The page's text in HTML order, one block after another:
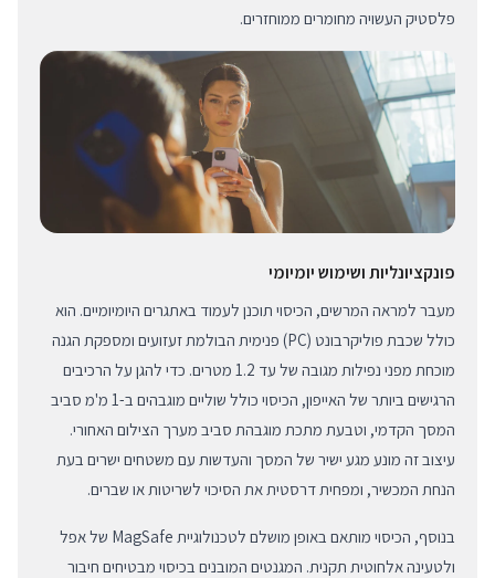
פלסטיק העשויה מחומרים ממוחזרים.
פונקציונליות ושימוש יומיומי
מעבר למראה המרשים, הכיסוי תוכנן לעמוד באתגרים היומיומיים. הוא
כולל שכבת פוליקרבונט (PC) פנימית הבולמת זעזועים ומספקת הגנה
מוכחת מפני נפילות מגובה של עד 1.2 מטרים. כדי להגן על הרכיבים
הרגישים ביותר של האייפון, הכיסוי כולל שוליים מוגבהים ב-1 מ'מ סביב
המסך הקדמי, וטבעת מתכת מוגבהת סביב מערך הצילום האחורי.
עיצוב זה מונע מגע ישיר של המסך והעדשות עם משטחים ישרים בעת
הנחת המכשיר, ומפחית דרסטית את הסיכוי לשריטות או שברים.
בנוסף, הכיסוי מותאם באופן מושלם לטכנולוגיית MagSafe של אפל
ולטעינה אלחוטית תקנית. המגנטים המובנים בכיסוי מבטיחים חיבור